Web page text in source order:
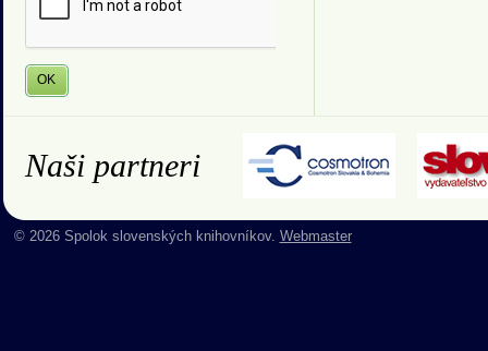
Naši partneri
© 2026 Spolok slovenských knihovníkov. Webmaster